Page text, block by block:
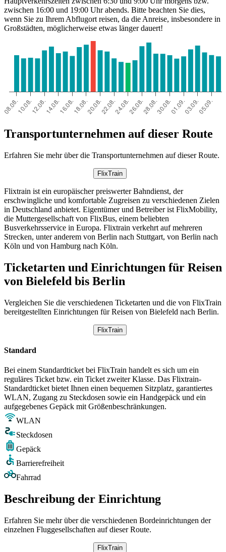
zwischen 16:00 und 19:00 Uhr abends. Bitte beachten Sie dies,
wenn Sie zu Ihrem Abflugort reisen, da die Anreise, insbesondere in
Großstädten, möglicherweise etwas länger dauert!
Transportunternehmen auf dieser Route
Erfahren Sie mehr über die Transportunternehmen auf dieser Route.
FlixTrain
Flixtrain ist ein europäischer preiswerter Bahndienst, der
erschwingliche und komfortable Zugreisen zu verschiedenen Zielen
in Deutschland anbietet. Eigentümer und Betreiber ist FlixMobility,
die Muttergesellschaft von FlixBus, einem beliebten
Busverkehrsservice in Europa. Flixtrain verkehrt auf mehreren
Strecken, unter anderem von Berlin nach Stuttgart, von Berlin nach
Köln und von Hamburg nach Köln.
Ticketarten und Einrichtungen für Reisen
von Bielefeld bis Berlin
Vergleichen Sie die verschiedenen Ticketarten und die von FlixTrain
bereitgestellten Einrichtungen für Reisen von Bielefeld nach Berlin.
FlixTrain
Standard
Bei einem Standardticket bei FlixTrain handelt es sich um ein
reguläres Ticket bzw. ein Ticket zweiter Klasse. Das Flixtrain-
Standardticket bietet Ihnen einen bequemen Sitzplatz, garantiertes
WLAN, Zugang zu Steckdosen sowie ein Handgepäck und ein
aufgegebenes Gepäck mit Größenbeschränkungen.
WLAN
Steckdosen
Gepäck
Barrierefreiheit
Fahrrad
Beschreibung der Einrichtung
Erfahren Sie mehr über die verschiedenen Bordeinrichtungen der
einzelnen Fluggesellschaften auf dieser Route.
FlixTrain